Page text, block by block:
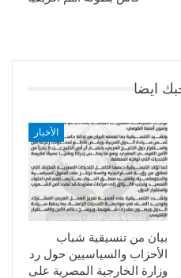
ايضا
الأخبار
بيان من تنسيقية شباب
الأحزاب والسياسيين حول رد
وزارة الخارجية المصرية على